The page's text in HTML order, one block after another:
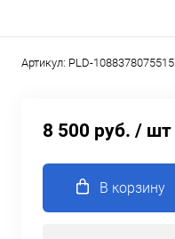
Артикул: PLD-1088378075515
8 500 руб. / шт
В корзину